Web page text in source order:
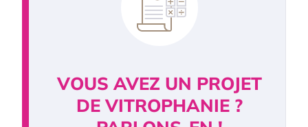
VOUS AVEZ UN PROJET
DE VITROPHANIE ?